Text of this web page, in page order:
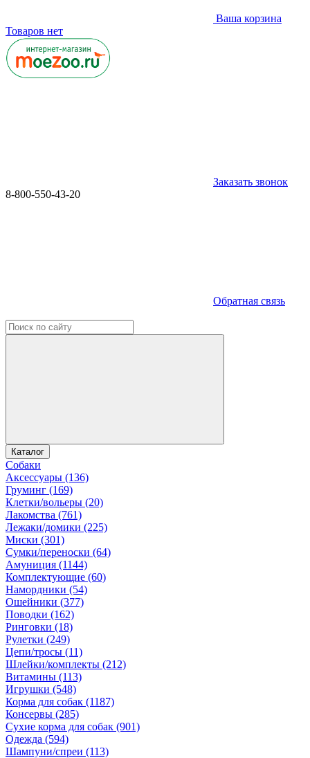
Ваша корзина
Товаров нет
Заказать звонок
8-800-550-43-20
Обратная связь
Каталог
Собаки
Аксессуары (136)
Груминг (169)
Клетки/вольеры (20)
Лакомства (761)
Лежаки/домики (225)
Миски (301)
Сумки/переноски (64)
Амуниция (1144)
Комплектующие (60)
Намордники (54)
Ошейники (377)
Поводки (162)
Ринговки (18)
Рулетки (249)
Цепи/тросы (11)
Шлейки/комплекты (212)
Витамины (113)
Игрушки (548)
Корма для собак (1187)
Консервы (285)
Сухие корма для собак (901)
Одежда (594)
Шампуни/спреи (113)